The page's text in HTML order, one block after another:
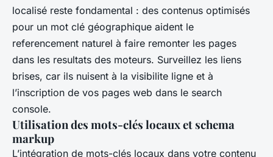
localisé reste fondamental : des contenus optimisés
pour un mot clé géographique aident le
referencement naturel à faire remonter les pages
dans les resultats des moteurs. Surveillez les liens
brises, car ils nuisent à la visibilite ligne et à
l’inscription de vos pages web dans le search
console.
Utilisation des mots-clés locaux et schema
markup
L’intégration de mots-clés locaux dans votre contenu